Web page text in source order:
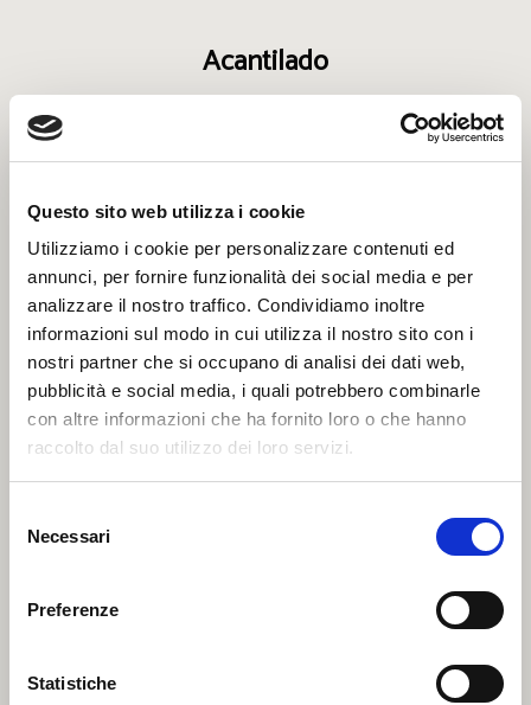
Questo sito web utilizza i cookie
Utilizziamo i cookie per personalizzare contenuti ed
annunci, per fornire funzionalità dei social media e per
analizzare il nostro traffico. Condividiamo inoltre
informazioni sul modo in cui utilizza il nostro sito con i
nostri partner che si occupano di analisi dei dati web,
pubblicità e social media, i quali potrebbero combinarle
con altre informazioni che ha fornito loro o che hanno
raccolto dal suo utilizzo dei loro servizi.
delNecessari
Preferenze
Statistiche
Acantilado
Ghezzi
Genuine tradizioni di mare.
Baccalà e Stoccafisso.
Sangiolaro